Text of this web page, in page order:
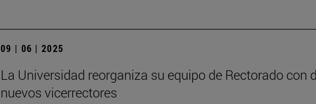
09 | 06 | 2025
La Universidad reorganiza su equipo de Rectorado con
nuevos vicerrectores